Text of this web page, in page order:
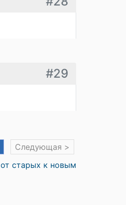
#29
Следующая >
от старых к новым